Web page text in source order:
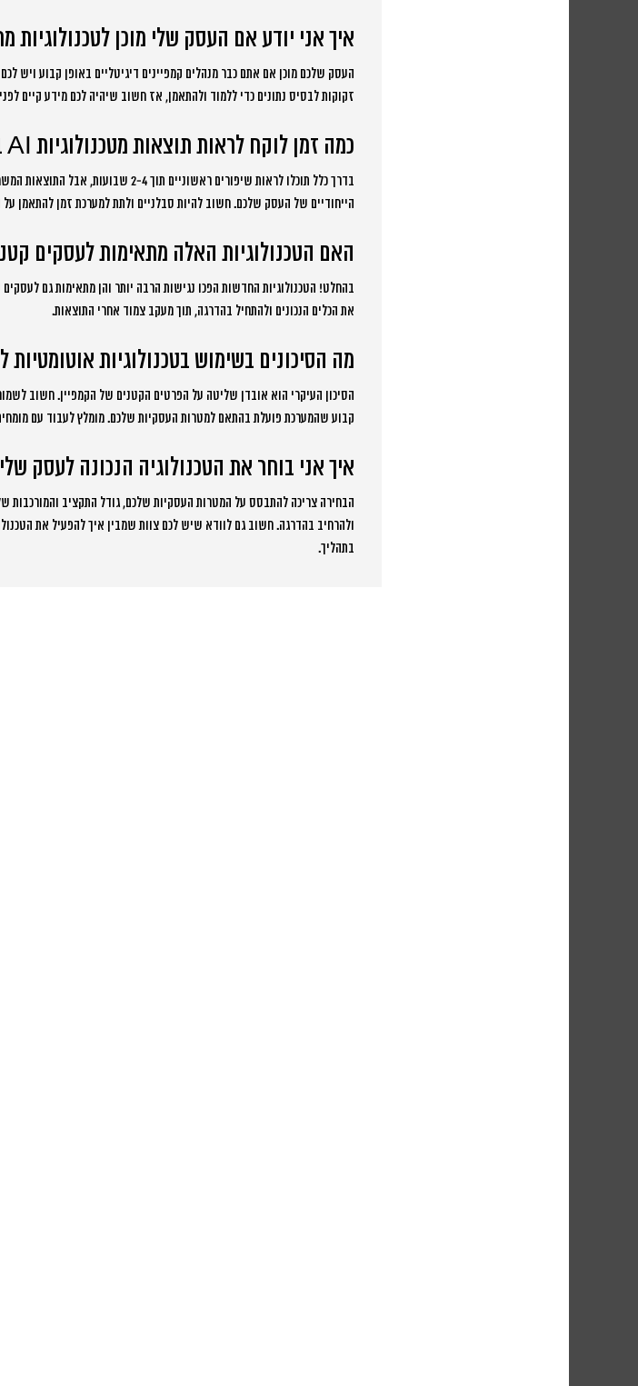
איך אני יודע אם העסק שלי מוכן לטכנולוגיות
זקוקות לבסיס נתונים כדי ללמוד ולהתאמן, אז חשוב שיהיה לכם מידע קיים
כמה זמן לוקח לראות תוצאות מטכנולוגיות AI בפרסום?
הייחודיים של העסק שלכם. חשוב להיות סבלניים ולתת למערכת זמן להתאמן על
האם הטכנולוגיות האלה מתאימות לעסקים
בהחלט! הטכנולוגיות החדשות הפכו נגישות הרבה יותר והן מתאימות גם
את הכלים הנכונים ולהתחיל בהדרגה, תוך מעקב צמוד אחרי התוצאות.
מה הסיכונים בשימוש בטכנולוגיות אוטומטיות
הסיכון העיקרי הוא אובדן שליטה על הפרטים הקטנים של הקמפיין. חשוב
קבוע שהמערכת פועלת בהתאם למטרות העסקיות שלכם. מומלץ לעבוד עם
איך אני בוחר את הטכנולוגיה הנכונה לעסק
הבחירה צריכה להתבסס על המטרות העסקיות שלכם, גודל התקציב והמורכבות
ולהרחיב בהדרגה. חשוב גם לוודא שיש לכם צוות שמבין איך להפעיל את
בתהליך.